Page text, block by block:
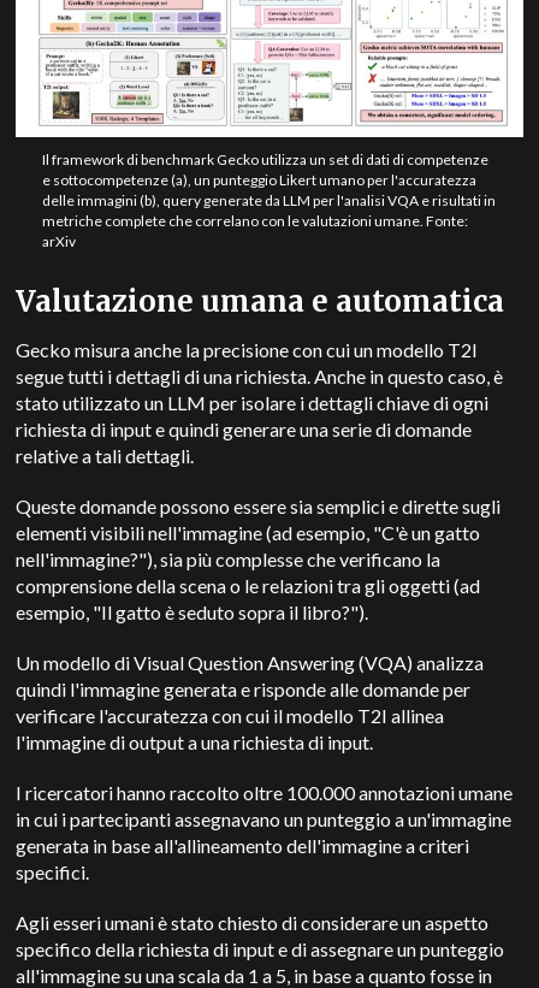
Il framework di benchmark Gecko utilizza un set di dati di competenze
e sottocompetenze (a), un punteggio Likert umano per l'accuratezza
delle immagini (b), query generate da LLM per l'analisi VQA e risultati in
metriche complete che correlano con le valutazioni umane. Fonte:
arXiv
Valutazione umana e automatica
Gecko misura anche la precisione con cui un modello T2I
segue tutti i dettagli di una richiesta. Anche in questo caso, è
stato utilizzato un LLM per isolare i dettagli chiave di ogni
richiesta di input e quindi generare una serie di domande
relative a tali dettagli.
Queste domande possono essere sia semplici e dirette sugli
elementi visibili nell'immagine (ad esempio, "C'è un gatto
nell'immagine?"), sia più complesse che verificano la
comprensione della scena o le relazioni tra gli oggetti (ad
esempio, "Il gatto è seduto sopra il libro?").
Un modello di Visual Question Answering (VQA) analizza
quindi l'immagine generata e risponde alle domande per
verificare l'accuratezza con cui il modello T2I allinea
l'immagine di output a una richiesta di input.
I ricercatori hanno raccolto oltre 100.000 annotazioni umane
in cui i partecipanti assegnavano un punteggio a un'immagine
generata in base all'allineamento dell'immagine a criteri
specifici.
Agli esseri umani è stato chiesto di considerare un aspetto
specifico della richiesta di input e di assegnare un punteggio
all'immagine su una scala da 1 a 5, in base a quanto fosse in